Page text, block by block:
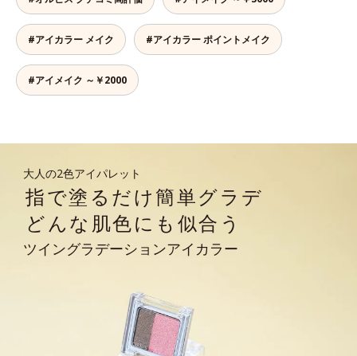
#アイカラー メイク #アイカラー ポイントメイク
#アイメイク ～￥2000
大人の2色アイパレット
指で塗るだけ簡単グラデ
どんな肌色にも似合う
ツイングラデーションアイカラー